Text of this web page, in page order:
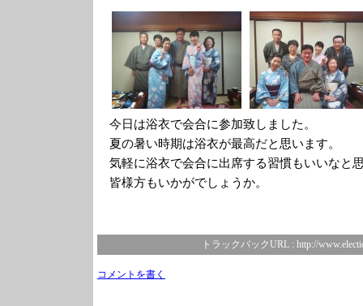
今日は浴衣で会合に参加致しました。
夏の暑い時期は浴衣が最高だと思います。
気軽に浴衣で会合に出席する習慣もいいなと
皆様方もいかがでしょうか。
トラックバックURL : http://
コメントを書く